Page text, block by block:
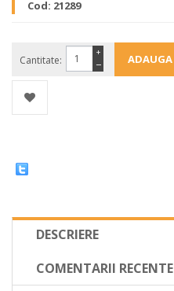
Cod: 21289
Cantitate: −
+
DESCRIERE
COMENTARII RECENTE